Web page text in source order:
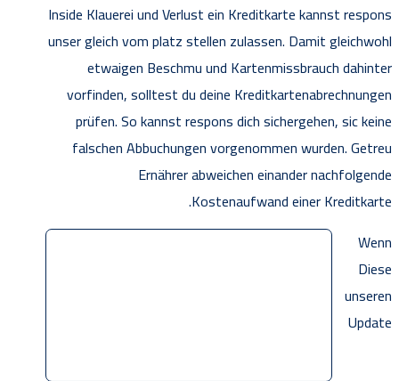
Inside Klauerei und Verlust ein Kreditkarte kannst respons
unser gleich vom platz stellen zulassen. Damit gleichwohl
etwaigen Beschmu und Kartenmissbrauch dahinter
vorfinden, solltest du deine Kreditkartenabrechnungen
prüfen. So kannst respons dich sichergehen, sic keine
falschen Abbuchungen vorgenommen wurden. Getreu
Ernährer abweichen einander nachfolgende
Kostenaufwand einer Kreditkarte.
Wenn
Diese
unseren
Update